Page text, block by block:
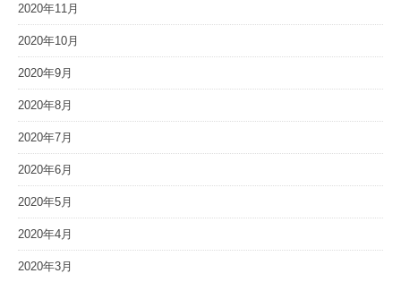
2020年11月
2020年10月
2020年9月
2020年8月
2020年7月
2020年6月
2020年5月
2020年4月
2020年3月